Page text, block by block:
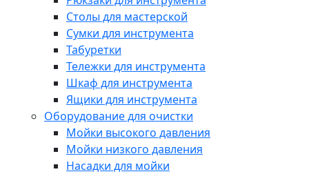
Столы для мастерской
Сумки для инструмента
Табуретки
Тележки для инструмента
Шкаф для инструмента
Ящики для инструмента
Оборудование для очистки
Мойки высокого давления
Мойки низкого давления
Насадки для мойки